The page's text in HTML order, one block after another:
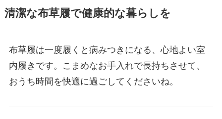
清潔な布草履で健康的な暮らしを
布草履は一度履くと病みつきになる、心地よい室
内履きです。こまめなお手入れで長持ちさせて、
おうち時間を快適に過ごしてくださいね。